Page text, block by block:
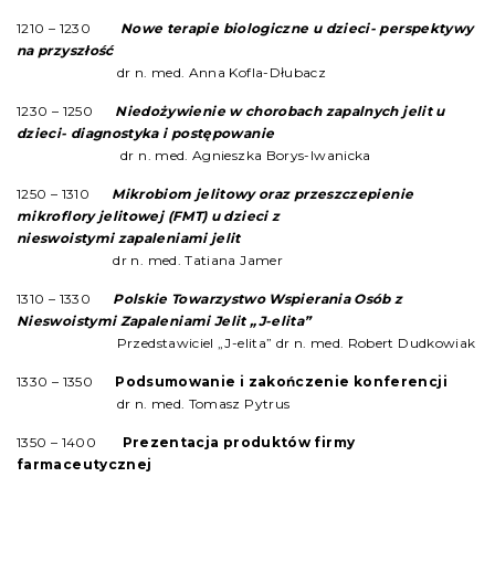
1210 – 1230 Nowe terapie biologiczne u dzieci- perspektywy
na przyszłość
dr n. med. Anna Kofla-Dłubacz
1230 – 1250
Niedożywienie w chorobach zapalnych jelit u
dzieci- diagnostyka i postępowanie
dr n. med. Agnieszka Borys-Iwanicka
1250 – 1310
Mikrobiom jelitowy oraz przeszczepienie
mikroflory jelitowej (FMT) u dzieci z
nieswoistymi zapaleniami jelit
dr n. med. Tatiana Jamer
1310 – 1330
Polskie Towarzystwo Wspierania Osób z
Nieswoistymi Zapaleniami Jelit „J-elita”
Przedstawiciel „J-elita” dr n. med. Robert Dudkowiak
1330 – 1350
Podsumowanie i zakończenie konferencji
dr n. med. Tomasz Pytrus
1350 – 1400
Prezentacja produktów firmy
farmaceutycznej